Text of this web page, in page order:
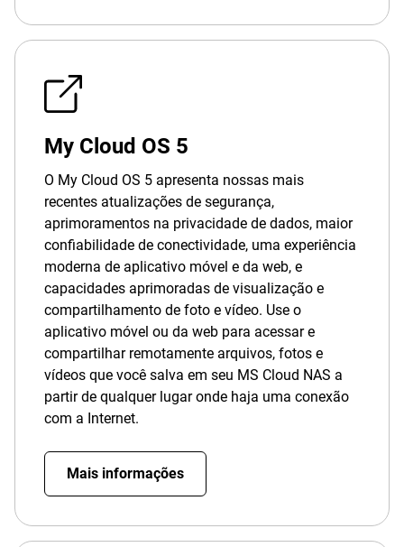
My Cloud OS 5
O My Cloud OS 5 apresenta nossas mais
recentes atualizações de segurança,
aprimoramentos na privacidade de dados, maior
confiabilidade de conectividade, uma experiência
moderna de aplicativo móvel e da web, e
capacidades aprimoradas de visualização e
compartilhamento de foto e vídeo. Use o
aplicativo móvel ou da web para acessar e
compartilhar remotamente arquivos, fotos e
vídeos que você salva em seu MS Cloud NAS a
partir de qualquer lugar onde haja uma conexão
com a Internet.
Mais informações